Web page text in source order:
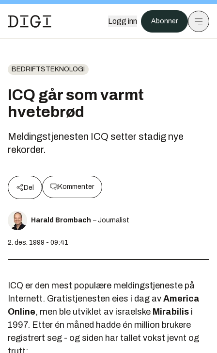
Logg inn Abonner
BEDRIFTSTEKNOLOGI
ICQ går som varmt
hvetebrød
Meldingstjenesten ICQ setter stadig nye
rekorder.
Del Kommenter
Harald Brombach – Journalist
2. des. 1999 - 09:41
ICQ er den mest populære meldingstjeneste på
Internett. Gratistjenesten eies i dag av America
Online, men ble utviklet av israelske Mirabilis i
1997. Etter én måned hadde én million brukere
registrert seg - og siden har tallet vokst jevnt og
trutt: